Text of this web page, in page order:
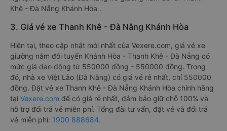
Khê - Đà Nẵng Khánh Hòa .
3. Giá vé xe Thanh Khê - Đà Nẵng Khánh Hòa
Hiện tại, theo cập nhật mới nhất của Vexere.com, giá vé xe
giường nằm đôi tuyến Khánh Hòa - Thanh Khê - Đà Nẵng có
mức giá dao động từ 550000 đồng - 550000 đồng. Trong
đó, nhà xe Việt Lào (Đà Nẵng) có giá vé rẻ nhất, chỉ 550000
đồng. Đặt vé xe Thanh Khê - Đà Nẵng Khánh Hòa chính hãng
tại Vexere.com để có giá rẻ nhất, đảm bảo giữ chỗ 100% và
hỗ trợ đổi trả vé miễn phí. Tổng đài tư vấn, đặt vé và đổi trả
vé miễn phí: 1900 888684.